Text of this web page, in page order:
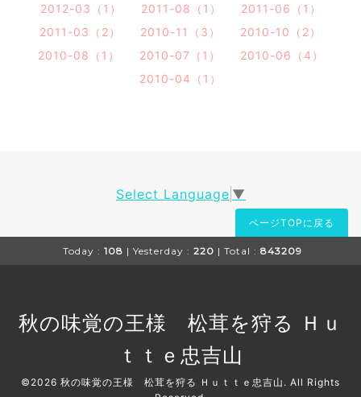
2012-03（1）
2011-08（1）
2011-06（1）
2011-03（2）
2010-11（3）
2010-10（2）
2010-08（1）
2010-07（1）
2010-06（4）
2010-04（1）
Select Language ▼
ページTOPに戻る
Today : 108 | Yesterday : 220 | Total : 843209
秋の味覚の王様 松茸を狩る Ｈｕ
ｔｔｅ忠吉山
©2026 秋の味覚の王様 松茸を狩る Ｈｕｔｔｅ忠吉山 . All Rights